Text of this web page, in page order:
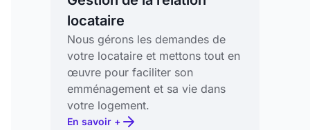
locataire
Nous gérons les demandes de
votre locataire et mettons tout en
œuvre pour faciliter son
emménagement et sa vie dans
votre logement.
En savoir +